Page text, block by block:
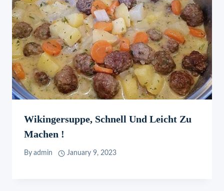
Wikingersuppe, Schnell Und Leicht Zu
Machen !
By admin January 9, 2023